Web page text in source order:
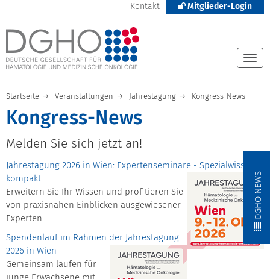
Kontakt Mitglieder-Login
DGHO NEWS
Startseite Veranstaltungen Jahrestagung Kongress-News
Kongress-News
Melden Sie sich jetzt an!
Jahrestagung 2026 in Wien: Expertenseminare - Spezialwissen
kompakt
Erweitern Sie Ihr Wissen und profitieren Sie
von praxisnahen Einblicken ausgewiesener
Experten.
Spendenlauf im Rahmen der Jahrestagung
2026 in Wien
Gemeinsam laufen für